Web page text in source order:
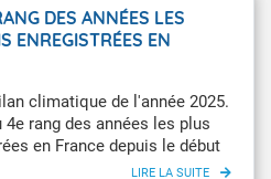
DES ANNÉES LES
ENREGISTRÉES EN
climatique de l'année 2025.
rang des années les plus
en France depuis le début
les années 2022 et 2023